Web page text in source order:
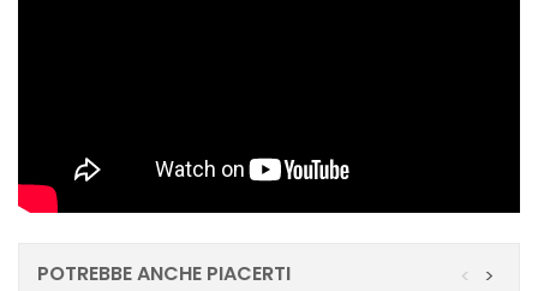
POTREBBE ANCHE PIACERTI >
<